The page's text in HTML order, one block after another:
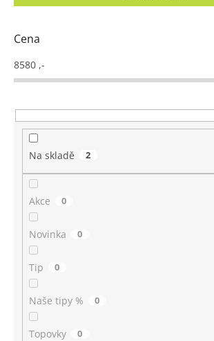
r
d
k
t
Cena
8580 ,-
Na skladě 2
Akce 0
Novinka 0
Tip 0
Naše tipy % 0
Topovky 0